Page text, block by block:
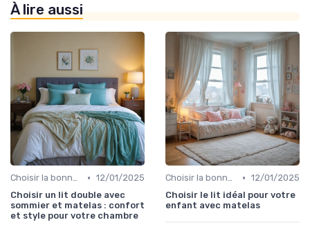
À lire aussi
Choisir la bonne taille • 12/01/2025
Choisir un lit double avec
sommier et matelas : confort
et style pour votre chambre
Choisir la bonne taille • 12/01/2025
Choisir le lit idéal pour votre
enfant avec matelas